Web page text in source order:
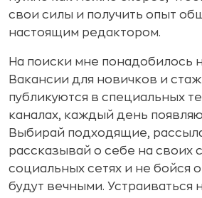
свои силы и получить опыт
настоящим редактором.
На поиски мне понадобилось
Вакансии для новичков и
публикуются в специальных
каналах, каждый день
Выбирай подходящие,
рассказывай о себе на своих
социальных сетях и не бойся
будут вечными. Устраиваться